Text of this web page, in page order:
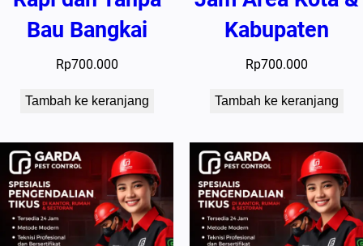
Bau Bangkai
Rp700.000
Tambah ke keranjang
Kabupaten
Rp700.000
Tambah ke keranjang